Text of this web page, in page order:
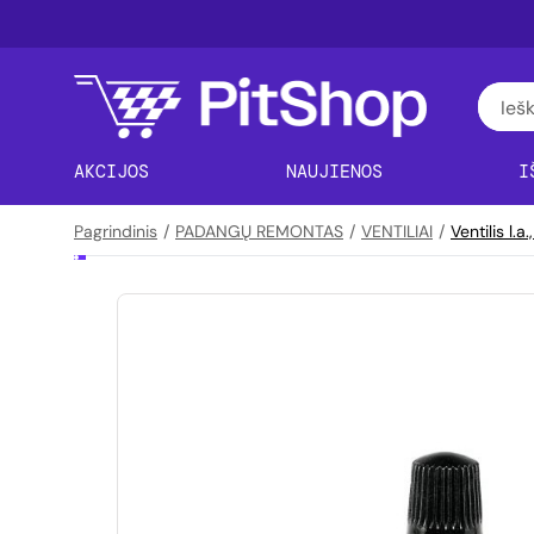
AKCIJOS NAUJIENOS
Pagrindinis / PADANGŲ REMONTAS / VENTILIAI / Ventilis